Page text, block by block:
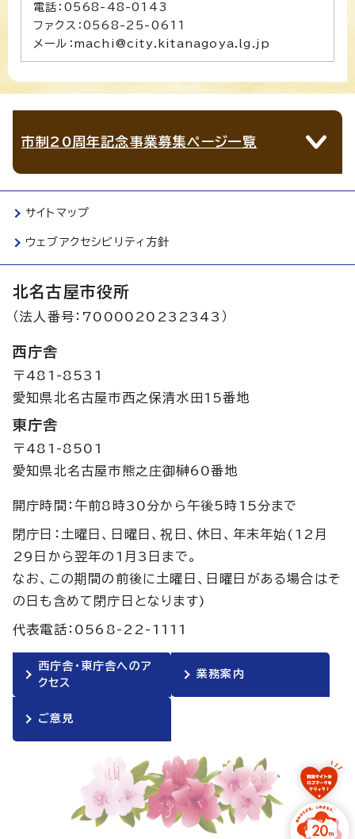
電話：0568-48-0143
ファクス：0568-25-0611
メール：machi@city.kitanagoya.lg.jp
市制20周年記念事業募集ページ一覧
サイトマップ
ウェブアクセシビリティ方針
北名古屋市役所
（法人番号：7000020232343）
西庁舎
〒481-8531
愛知県北名古屋市西之保清水田15番地
東庁舎
〒481-8501
愛知県北名古屋市熊之庄御榊60番地
開庁時間：午前8時30分から午後5時15分まで
閉庁日：土曜日、日曜日、祝日、休日、年末年始(12月
29日から翌年の1月3日まで。
なお、この期間の前後に土曜日、日曜日がある場合はそ
の日も含めて閉庁日となります)
代表電話：0568-22-1111
西庁舎・東庁舎へのア
クセス
業務案内
ご意見